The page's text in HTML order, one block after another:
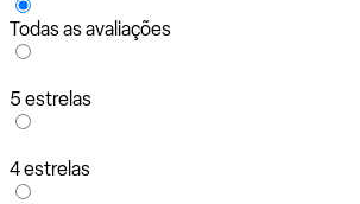
Todas as avaliações
5 estrelas
4 estrelas